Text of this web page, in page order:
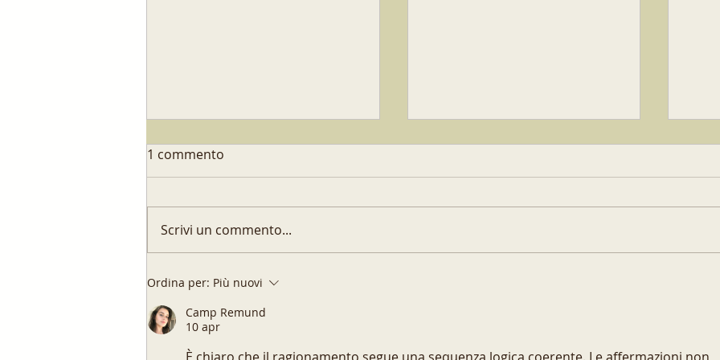
Le Frise di Calabria: Il Cuore
Mediterranea
alla
1 commento
Scrivi un commento...
Ordina per: Più nuovi
Camp Remund
10 apr